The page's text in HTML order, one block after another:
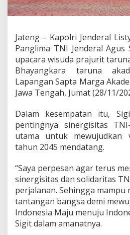
u
n
K
a
p
o
l
r
i
k
a
n
k
n
S
i
n
e
r
g
i
Jateng – Kapolri Jenderal
Panglima TNI Jenderal Agus
upacara wisuda prajurit
Bhayangkara taruna
Lapangan Sapta Marga
Jawa Tengah, Jumat (28/11/
Dalam kesempatan itu,
pentingnya sinergisitas
utama untuk mewujudkan
tahun 2045 mendatang.
“Saya perpesan agar terus
sinergisitas dan solidaritas
perjalanan. Sehingga mampu
tantangan bangsa demi
Indonesia Maju menuju
Sigit dalam amanatnya.